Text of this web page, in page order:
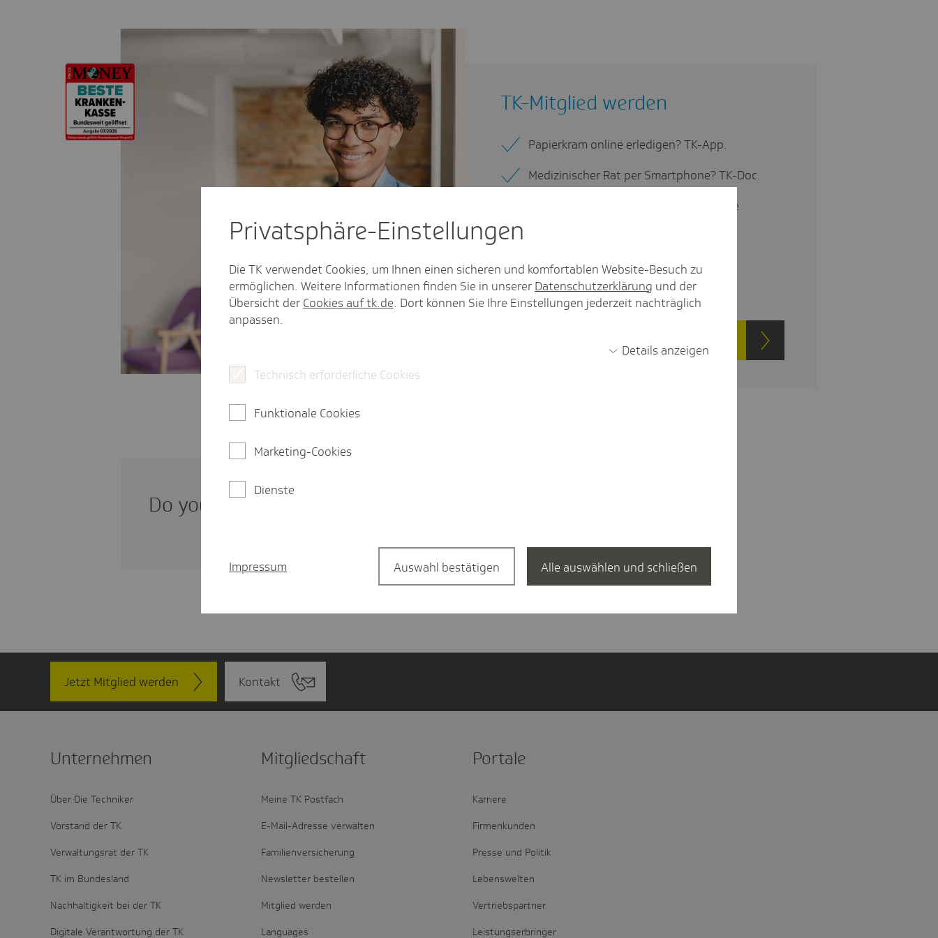
TK-Mitglied werden
Papierkram online erledigen? TK-App.
Medizinischer Rat per Smartphone? TK-Doc.
Kostenlose Impfungen und telefonische
Techniker.
Do you need infor­ma­tion in English?
Jetzt Mitglied werden Kontakt
Unter­nehmen
Über Die Techniker
Vorstand der TK
Verwaltungsrat der TK
TK im Bundesland
Nachhaltigkeit bei der TK
Digitale Verantwortung der TK
Mitglied­schaft
Meine TK Postfach
E-Mail-Adresse verwalten
Familienversicherung
Newsletter bestellen
Mitglied werden
Languages
Portale
Karriere
Firmenkunden
Presse und Politik
Lebenswelten
Vertriebspartner
Leistungserbringer
Privat­sphäre-Einstel­lungen
Die TK verwendet Cookies, um Ihnen einen sicheren und komfortablen Website-Besuch zu
ermöglichen. Weitere Informationen finden Sie in unserer Datenschutzerklärung und der
Übersicht der Cookies auf tk.de. Dort können Sie Ihre Einstellungen jederzeit nachträglich
anpassen.
Details anzeigen
Technisch erforderliche Cookies
Funktionale Cookies
Marketing-Cookies
Dienste
Impressum Auswahl bestätigen Alle auswählen und schließen